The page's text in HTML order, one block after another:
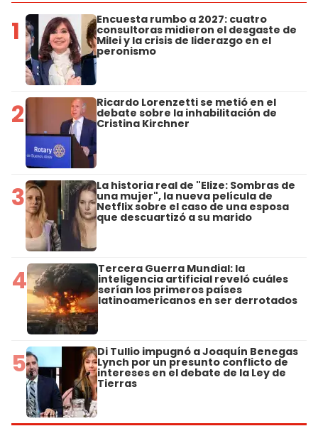
1 Encuesta rumbo a 2027: cuatro
consultoras midieron el desgaste de
Milei y la crisis de liderazgo en el
peronismo
2 Ricardo Lorenzetti se metió en el
debate sobre la inhabilitación de
Cristina Kirchner
3 La historia real de "Elize: Sombras de
una mujer", la nueva película de
Netflix sobre el caso de una esposa
que descuartizó a su marido
4 Tercera Guerra Mundial: la
inteligencia artificial reveló cuáles
serían los primeros países
latinoamericanos en ser derrotados
5 Di Tullio impugnó a Joaquín Benegas
Lynch por un presunto conflicto de
intereses en el debate de la Ley de
Tierras